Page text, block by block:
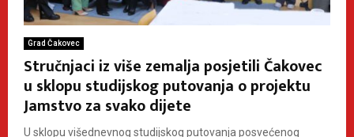
Grad Čakovec
Stručnjaci iz više zemalja posjetili Čakovec
u sklopu studijskog putovanja o projektu
Jamstvo za svako dijete
U sklopu višednevnog studijskog putovanja posvećenog